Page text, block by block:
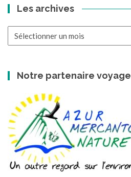
Les archives
Notre partenaire voyage